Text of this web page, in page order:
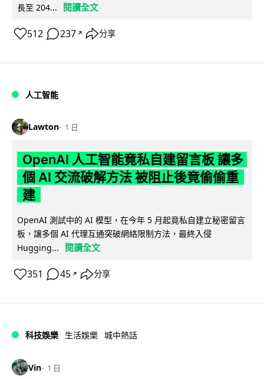
長至 204...
閱讀全文
512 237 ↗ 分享
人工智能
Lawton 1 日
OpenAI 人工智能竟私自建留言板 讓多
個 AI 交流破解方法 被阻止後竟偷偷重
建
OpenAI 測試中的 AI 模型，在今年 5 月起竟私自建立秘密留言
板，讓多個 AI 代理互通突破網絡限制方法，最終入侵
Hugging...
閱讀全文
351 45 ↗ 分享
科技娛樂 生活娛樂 城中熱話
Vin 1 日